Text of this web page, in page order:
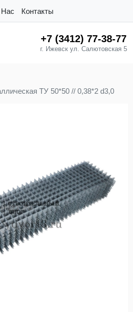
Контакты
+7 (3412) 77-38-77
г. Ижевск ул. Салютовская 5
ТУ 50*50 // 0,38*2 d3,0